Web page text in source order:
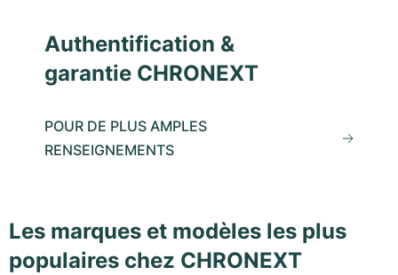
Authentification &
garantie CHRONEXT
POUR DE PLUS AMPLES
RENSEIGNEMENTS
Les marques et modèles les plus
populaires chez CHRONEXT